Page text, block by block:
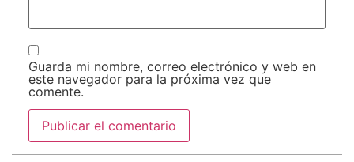
Guarda mi nombre, correo electrónico y web en
este navegador para la próxima vez que
comente.